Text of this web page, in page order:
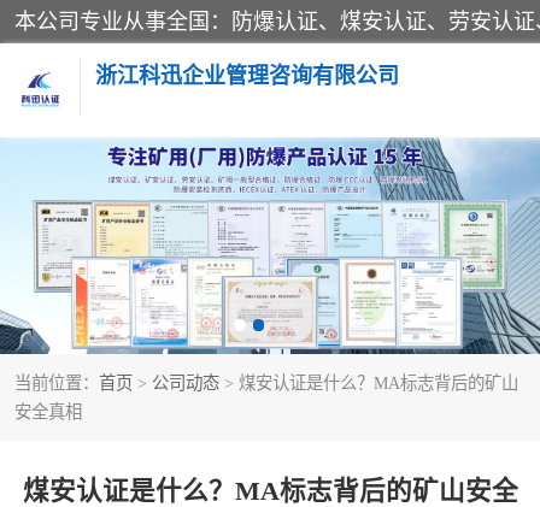
浙江科迅企业管理咨询有限公司
当前位置： 首页 > 公司动态 > 煤安认证是什么？MA标志背后的矿山
安全真相
煤安认证是什么？MA标志背后的矿山安全
煤安认证
防爆合格证
劳安认证